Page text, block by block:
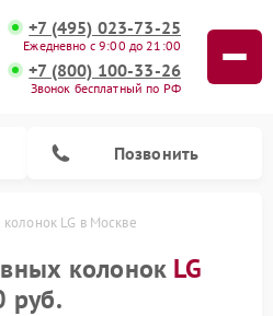
+7 (495) 023-73-25
Ежедневно с 9:00 до 21:00
+7 (800) 100-33-26
Звонок бесплатный по РФ
Позвонить
LG в Москве
колонок LG
руб.